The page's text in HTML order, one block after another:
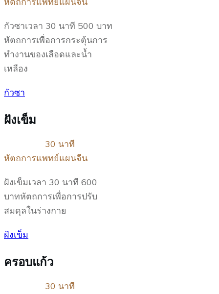
กัวซาเวลา 30 นาที 500 บาท
หัตถการเพื่อการกระตุ้นการ
ทำงานของเลือดและน้ำ
เหลือง
กัวซา
ฝังเข็ม
30 นาที
หัตถการแพทย์แผนจีน
ฝังเข็มเวลา 30 นาที 600
บาทหัตถการเพื่อการปรับ
สมดุลในร่างกาย
ฝังเข็ม
ครอบแก้ว
30 นาที